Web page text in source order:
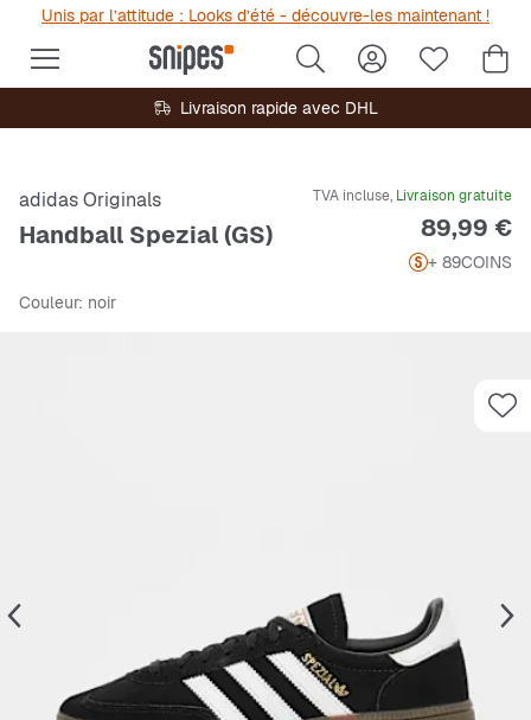
Unis par l’attitude : Looks d’été - découvre-les maintenant !
Livraison rapide avec DHL
adidas Originals
Handball Spezial (GS)
TVA incluse, Livraison gratuite
Prix
89,99 €
+ 89COINS
Couleur: noir